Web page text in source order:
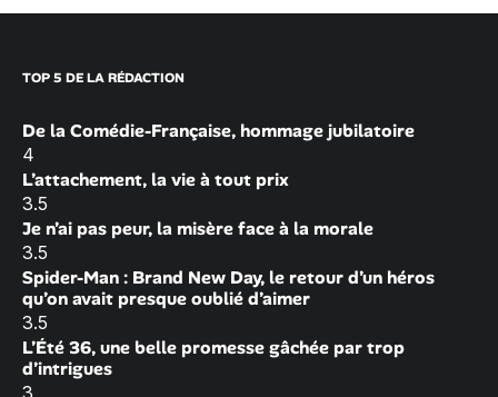
TOP 5 DE LA RÉDACTION
De la Comédie-Française, hommage jubilatoire
4
L’attachement, la vie à tout prix
3.5
Je n’ai pas peur, la misère face à la morale
3.5
Spider-Man : Brand New Day, le retour d’un héros
qu’on avait presque oublié d’aimer
3.5
L’Été 36, une belle promesse gâchée par trop
d’intrigues